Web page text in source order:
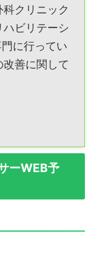
クリニック
ハビリテーシ
に行ってい
善に関して
ーWEB予